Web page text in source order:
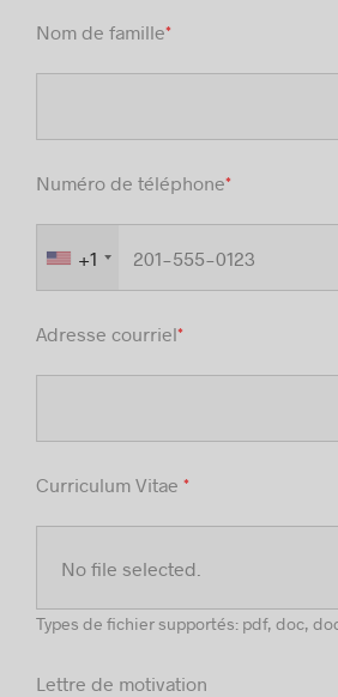
Nom de famille*
Numéro de téléphone*
+1
Adresse courriel*
Curriculum Vitae*
No file selected.
Types de fichier supportés: pdf, doc,
Lettre de motivation